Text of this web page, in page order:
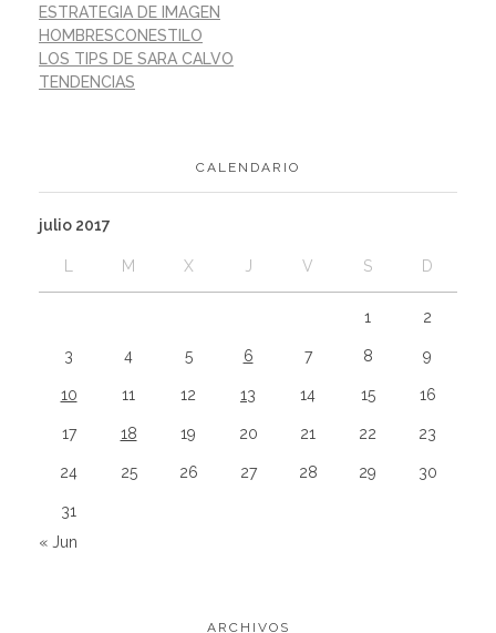
ESTRATEGIA DE IMAGEN
HOMBRESCONESTILO
LOS TIPS DE SARA CALVO
TENDENCIAS
CALENDARIO
julio 2017
M X J V S D
1 2
3 4 5 6 7 8 9
10 11 12 13 14 15 16
17 18 19 20 21 22 23
24 25 26 27 28 29 30
31
« Jun
ARCHIVOS